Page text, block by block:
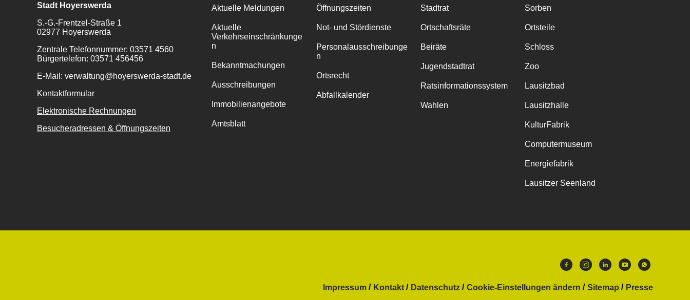
Stadt Hoyerswerda
S.-G.-Frentzel-Straße 1
02977 Hoyerswerda
Zentrale Telefonnummer: 03571 4560
Bürgertelefon: 03571 456456
E-Mail: verwaltung@hoyerswerda-stadt.de
Kontaktformular
Elektronische Rechnungen
Besucheradressen & Öffnungszeiten
Aktuelle Meldungen
Aktuelle
Verkehrseinschränkunge
n
Bekanntmachungen
Ausschreibungen
Immobilienangebote
Amtsblatt
Öffnungszeiten
Not- und Stördienste
Personalausschreibunge
n
Ortsrecht
Abfallkalender
Stadtrat
Ortschaftsräte
Beiräte
Jugendstadtrat
Ratsinformationssystem
Wahlen
Sorben
Ortsteile
Schloss
Zoo
Lausitzbad
Lausitzhalle
KulturFabrik
Computermuseum
Energiefabrik
Lausitzer Seenland
Impressum Kontakt Datenschutz Cookie-Einstellungen ändern Sitemap
Presse